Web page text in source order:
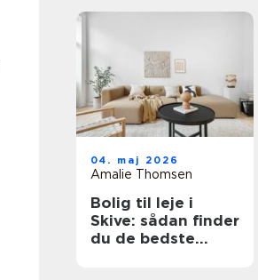
04. maj 2026
Amalie Thomsen
Bolig til leje i
Skive: sådan finder
du de bedste